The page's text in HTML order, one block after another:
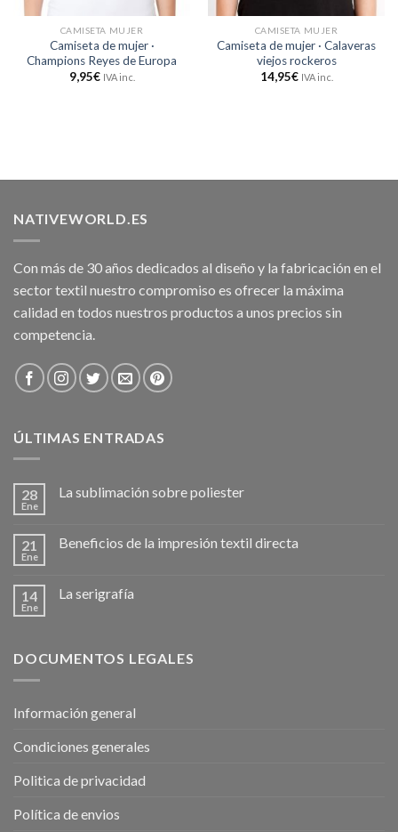
CAMISETA MUJER
Camiseta de mujer ·
Champions Reyes de Europa
9,95€ IVA inc.
CAMISETA MUJER
Camiseta de mujer · Calaveras
viejos rockeros
14,95€ IVA inc.
NATIVEWORLD.ES
Con más de 30 años dedicados al diseño y la fabricación en el
sector textil nuestro compromiso es ofrecer la máxima
calidad en todos nuestros productos a unos precios sin
competencia.
ÚLTIMAS ENTRADAS
28
Ene
La sublimación sobre poliester
21
Ene
Beneficios de la impresión textil directa
14
Ene
La serigrafía
DOCUMENTOS LEGALES
Información general
Condiciones generales
Politica de privacidad
Política de envios